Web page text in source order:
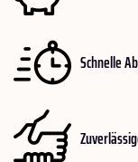
Schnelle